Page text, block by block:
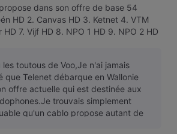
dans son offre de base 54
HD 2. Canvas HD 3. Ketnet 4. VTM
HD 7. Vijf HD 8. NPO 1 HD 9. NPO 2 HD
les toutous de Voo,Je n'ai jamais
que Telenet débarque en Wallonie
offre actuelle qui est destinée aux
trouvais simplement
qu'un cablo propose autant de